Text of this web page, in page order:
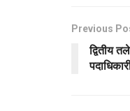
Previous
द्वितीय